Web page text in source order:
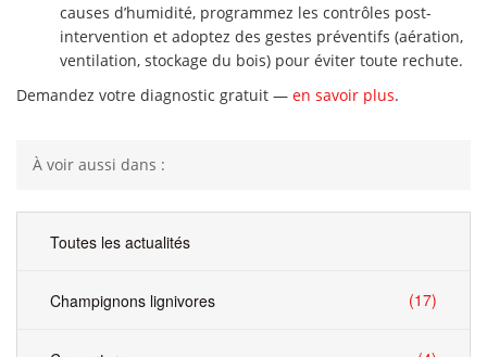
causes d’humidité, programmez les contrôles post-
intervention et adoptez des gestes préventifs (aération,
ventilation, stockage du bois) pour éviter toute rechute.
Demandez votre diagnostic gratuit — en savoir plus.
À voir aussi dans :
Toutes les actualités
Champignons lignivores (17)